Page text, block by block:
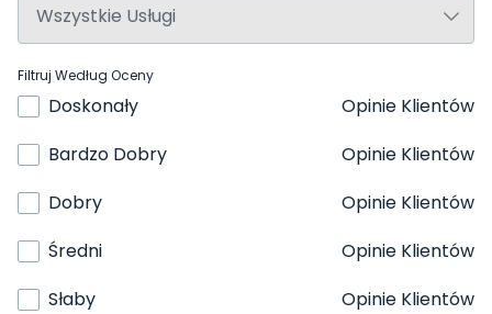
Filtruj Według Oceny
Doskonały
Opinie Klientów
Bardzo Dobry
Opinie Klientów
Dobry
Opinie Klientów
Średni
Opinie Klientów
Słaby
Opinie Klientów